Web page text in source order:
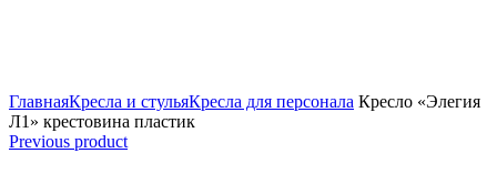
ГлавнаяКресла и стульяКресла для персонала Кресло «Элегия
Л1» крестовина пластик
Previous product